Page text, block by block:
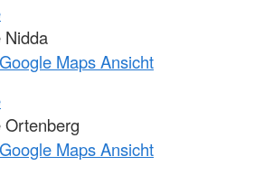
Nidda
Maps Ansicht
Ortenberg
Maps Ansicht